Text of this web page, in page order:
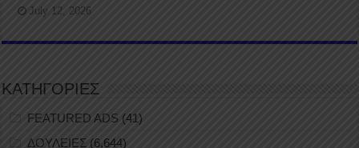
July 12, 2026
ΚΑΤΗΓΟΡΙΕΣ
FEATURED ADS (41)
ΔΟΥΛΕΙΕΣ (6,644)